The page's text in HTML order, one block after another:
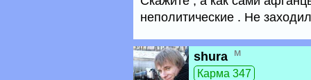
неполитические . Не
shura м
Карма 347